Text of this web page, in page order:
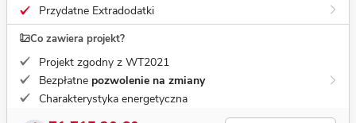
Przydatne Extradodatki
Co zawiera projekt?
Projekt zgodny z WT2021
Bezpłatne pozwolenie na zmiany
Charakterystyka energetyczna